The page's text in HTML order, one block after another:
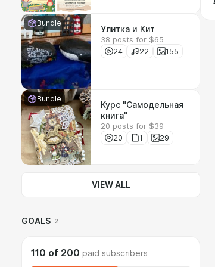
Bundle
Улитка и Кит
38 posts for $65
24
22 155
Bundle
Курс "Самодельная
книга"
20 posts for $39
20
1 29
VIEW ALL
GOALS 2
110 of 200 paid subscribers